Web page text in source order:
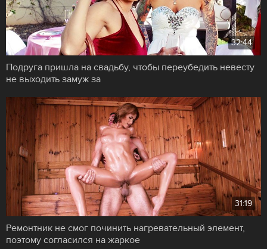
32:44
Подруга пришла на свадьбу, чтобы переубедить невесту
не выходить замуж за
31:19
Ремонтник не смог починить нагревательный элемент,
поэтому согласился на жаркое